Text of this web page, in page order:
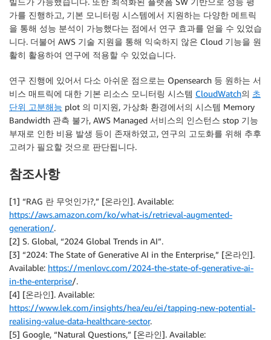
가를 진행하고, 기본 모니터링 시스템에서 지원하는 다양한 메트릭
을 통해 성능 분석이 가능했다는 점에서 연구 효과를 얻을 수 있었습
니다. 더불어 AWS 기술 지원을 통해 익숙하지 않은 Cloud 기능을 원
활히 활용하여 연구에 적용할 수 있었습니다.
연구 진행에 있어서 다소 아쉬운 점으로는 Opensearch 등 원하는 서
비스 매트릭에 대한 기본 리소스 모니터링 시스템 CloudWatch의 초
단위 고분해능 plot 의 미지원, 가상화 환경에서의 시스템 Memory
Bandwidth 관측 불가, AWS Managed 서비스의 인스턴스 stop 기능
부재로 인한 비용 발생 등이 존재하였고, 연구의 고도화를 위해 추후
고려가 필요할 것으로 판단됩니다.
참조사항
[1] “RAG 란 무엇인가?,” [온라인]. Available:
https://aws.amazon.com/ko/what-is/retrieval-augmented-
generation/.
[2] S. Global, “2024 Global Trends in AI”.
[3] “2024: The State of Generative AI in the Enterprise,” [온라인].
Available: https://menlovc.com/2024-the-state-of-generative-ai-
in-the-enterprise/.
[4] [온라인]. Available:
https://www.lek.com/insights/hea/eu/ei/tapping-new-potential-
realising-value-data-healthcare-sector.
[5] Google, “Natural Questions,” [온라인]. Available: